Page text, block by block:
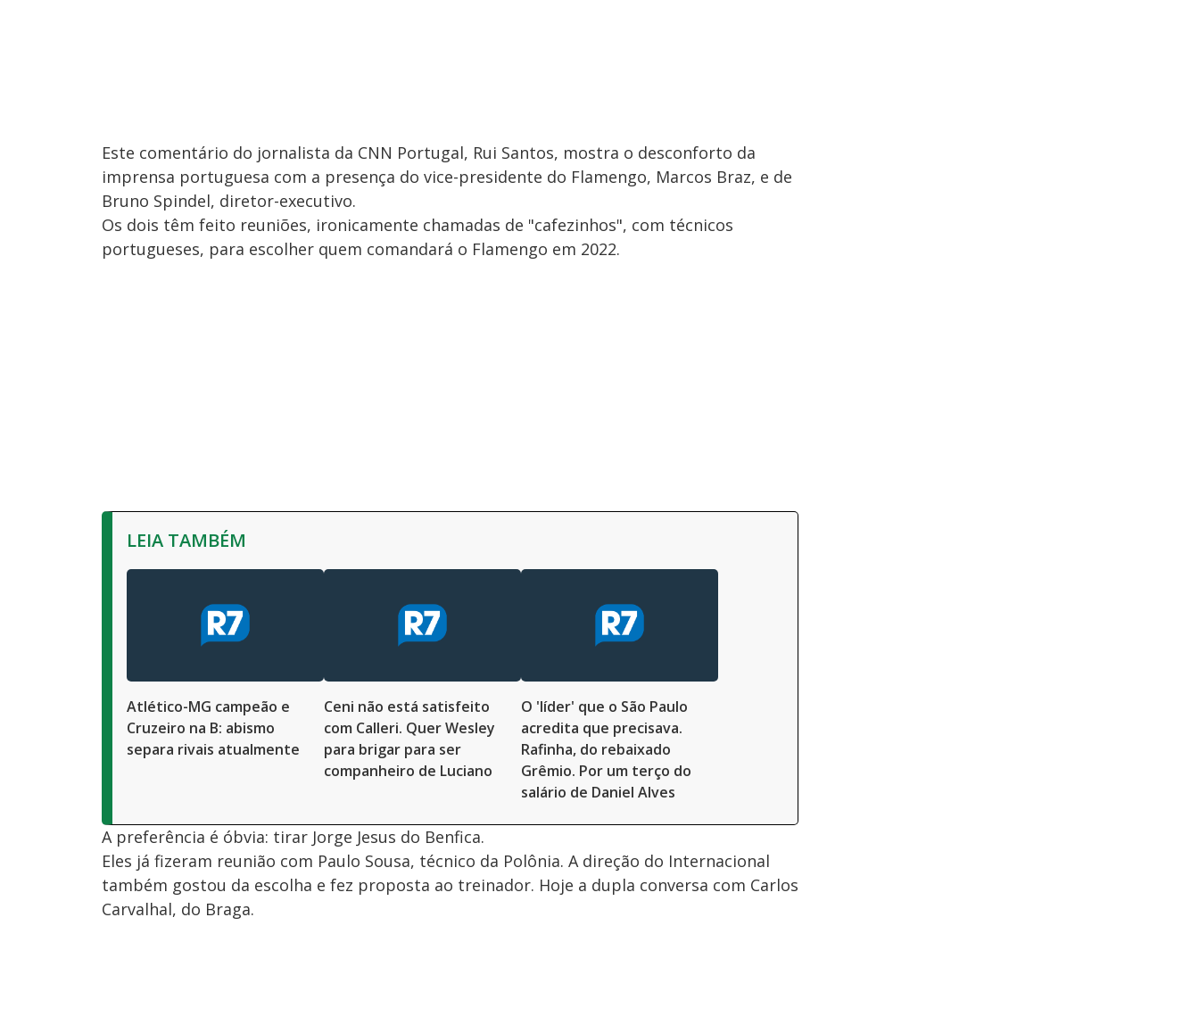
Este comentário do jornalista da CNN Portugal, Rui Santos, mostra o desconforto da
imprensa portuguesa com a presença do vice-presidente do Flamengo, Marcos Braz, e de
Bruno Spindel, diretor-executivo.
Os dois têm feito reuniões, ironicamente chamadas de "cafezinhos", com técnicos
portugueses, para escolher quem comandará o Flamengo em 2022.
LEIA TAMBÉM
Atlético-MG campeão e
Cruzeiro na B: abismo
separa rivais atualmente
Ceni não está satisfeito
com Calleri. Quer Wesley
para brigar para ser
companheiro de Luciano
O 'líder' que o São Paulo
acredita que precisava.
Rafinha, do rebaixado
Grêmio. Por um terço do
salário de Daniel Alves
A preferência é óbvia: tirar Jorge Jesus do Benfica.
Eles já fizeram reunião com Paulo Sousa, técnico da Polônia. A direção do Internacional
também gostou da escolha e fez proposta ao treinador. Hoje a dupla conversa com Carlos
Carvalhal, do Braga.